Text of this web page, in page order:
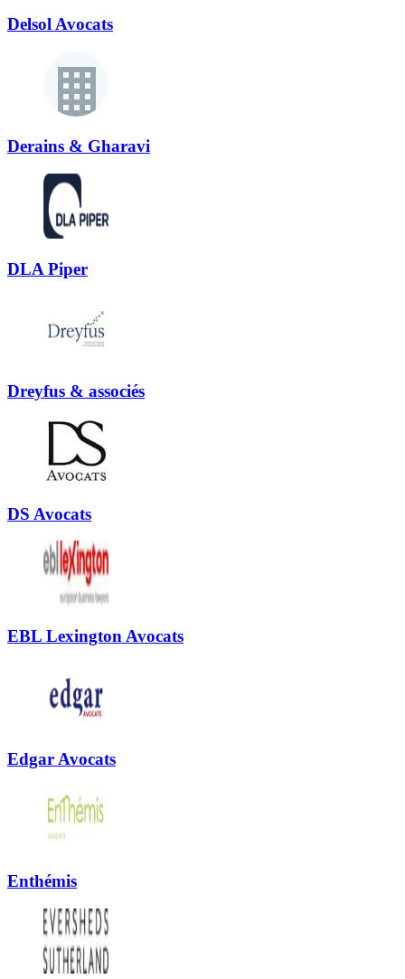
Delsol Avocats
Derains & Gharavi
DLA Piper
Dreyfus & associés
DS Avocats
EBL Lexington Avocats
Edgar Avocats
Enthémis